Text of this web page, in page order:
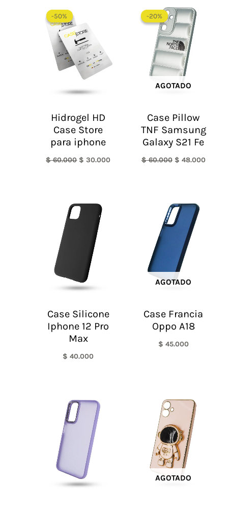
-50%
-50%
Hidrogel HD
Case Store
para iphone
$60.000
era:
$ 60.000.
$ 30.000
-20%
AGOTADO
-20%
Case Pillow
TNF Samsung
Galaxy S21 Fe
$60.000
precio
original
era:
$ 60.000.
$ 48.000
Case Silicone
Iphone 12 Pro
Max
$ 40.000
AGOTADO
Case Francia
Oppo A18
$ 45.000
AGOTADO